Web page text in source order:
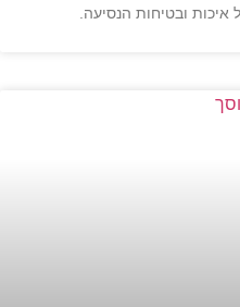
ובטיחות הנסיעה.